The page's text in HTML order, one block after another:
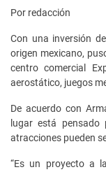
Por redacción
Con una inversión
origen mexicano,
centro comercial
aerostático, juegos
De acuerdo con
lugar está
atracciones pueden
“Es un proyecto a